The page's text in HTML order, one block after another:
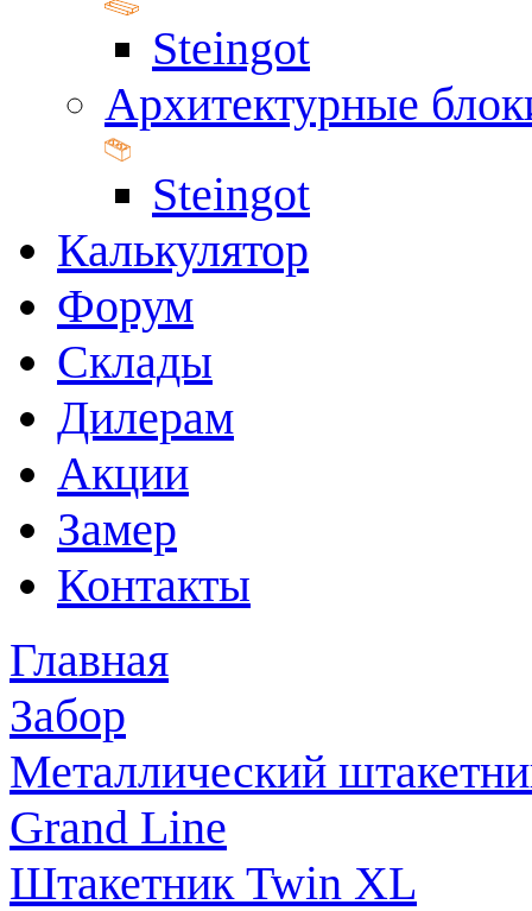
Steingot
Архитектурные
Steingot
Калькулятор
Форум
Склады
Дилерам
Акции
Замер
Контакты
Главная
Забор
Металлический
Grand Line
Штакетник Twin XL